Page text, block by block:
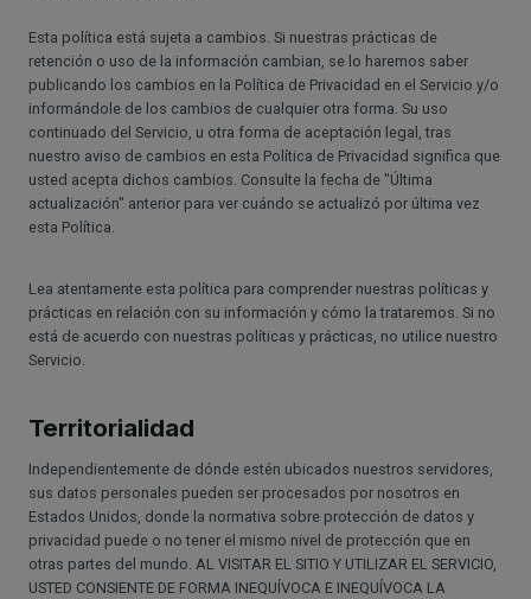
Esta política está sujeta a cambios. Si nuestras prácticas de
retención o uso de la información cambian, se lo haremos saber
publicando los cambios en la Política de Privacidad en el Servicio y/o
informándole de los cambios de cualquier otra forma. Su uso
continuado del Servicio, u otra forma de aceptación legal, tras
nuestro aviso de cambios en esta Política de Privacidad significa que
usted acepta dichos cambios. Consulte la fecha de "Última
actualización" anterior para ver cuándo se actualizó por última vez
esta Política.
Lea atentamente esta política para comprender nuestras políticas y
prácticas en relación con su información y cómo la trataremos. Si no
está de acuerdo con nuestras políticas y prácticas, no utilice nuestro
Servicio.
Territorialidad
Independientemente de dónde estén ubicados nuestros servidores,
sus datos personales pueden ser procesados por nosotros en
Estados Unidos, donde la normativa sobre protección de datos y
privacidad puede o no tener el mismo nivel de protección que en
otras partes del mundo. AL VISITAR EL SITIO Y UTILIZAR EL SERVICIO,
USTED CONSIENTE DE FORMA INEQUÍVOCA E INEQUÍVOCA LA